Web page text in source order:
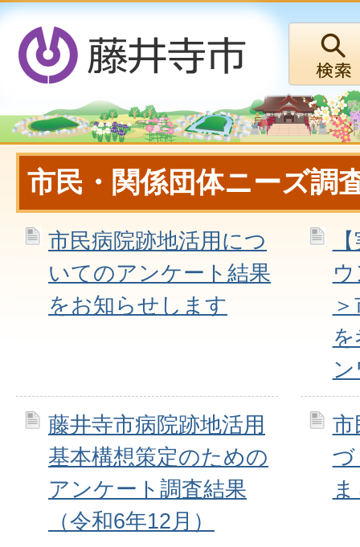
市民・関係団体ニーズ調
市民病院跡地活用につ
いてのアンケート結果
をお知らせします
藤井寺市病院跡地活用
基本構想策定のための
アンケート調査結果
（令和6年12月）
市
づ